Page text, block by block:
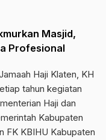
Masjid,
Profesional
Haji Klaten, KH
tahun kegiatan
Haji dan
Kabupaten
FK KBIHU Kabupaten